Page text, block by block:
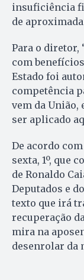
insuficiência
de
Para o diretor,
com
Estado foi
competência
vem da União,
ser aplicado
De acordo
sexta, 1º, que
de Ronaldo
Deputados e
texto que irá
recuperação
mira na
desenrolar da